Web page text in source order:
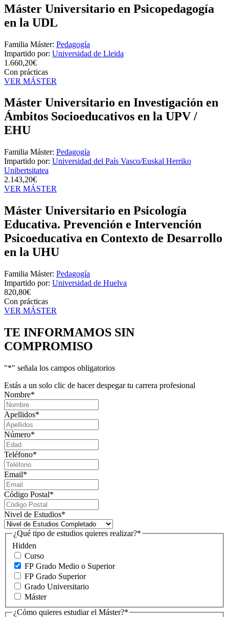
Máster Universitario en Psicopedagogía
en la UDL
Familia Máster: Pedagogía
Impartido por: Universidad de Lleida
1.660,20€
Con prácticas
VER MÁSTER
Máster Universitario en Investigación en
Ámbitos Socioeducativos en la UPV /
EHU
Familia Máster: Pedagogía
Impartido por: Universidad del País Vasco/Euskal Herriko
Unibertsitatea
2.143,20€
VER MÁSTER
Máster Universitario en Psicología
Educativa. Prevención e Intervención
Psicoeducativa en Contexto de Desarrollo
en la UHU
Familia Máster: Pedagogía
Impartido por: Universidad de Huelva
820,80€
Con prácticas
VER MÁSTER
TE INFORMAMOS SIN
COMPROMISO
"*" señala los campos obligatorios
Estás a un solo clic de hacer despegar tu carrera profesional
Nombre*
Apellidos*
Número*
Teléfono*
Email*
Código Postal*
Nivel de Estudios*
Hidden
¿Qué tipo de estudios quieres realizar?*
Curso
FP Grado Medio o Superior
FP Grado Superior
Grado Universitario
Máster
¿Cómo quieres estudiar el Máster?*